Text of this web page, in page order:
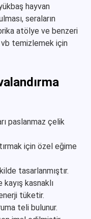
hayvan
seraların
atölye ve benzeri
temizlemek için
paslanmaz çelik
için özel eğime
tasarlanmıştır.
kasnaklı
tüketir.
teli bulunur.